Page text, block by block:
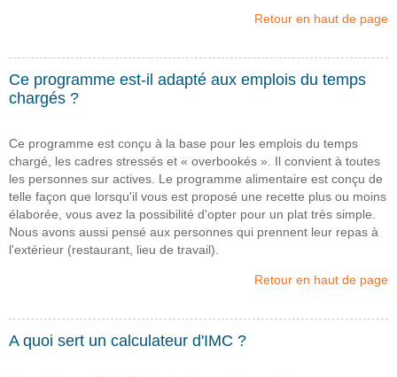
Retour en haut de page
Ce programme est-il adapté aux emplois du temps
chargés ?
Ce programme est conçu à la base pour les emplois du temps
chargé, les cadres stressés et « overbookés ». Il convient à toutes
les personnes sur actives. Le programme alimentaire est conçu de
telle façon que lorsqu'il vous est proposé une recette plus ou moins
élaborée, vous avez la possibilité d'opter pour un plat très simple.
Nous avons aussi pensé aux personnes qui prennent leur repas à
l'extérieur (restaurant, lieu de travail).
Retour en haut de page
A quoi sert un calculateur d'IMC ?